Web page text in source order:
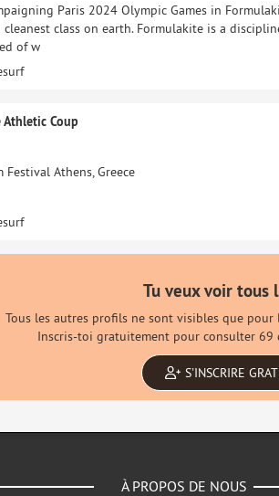
Paris 2024 Olympic Games in
cleanest class on earth. Formulakite is a
of w
Athletic Coup
Festival Athens, Greece
Tu veux voir tous
Tous les autres profils ne sont visibles que
Inscris-toi gratuitement pour consulter 69
S'INSCRIRE
À PROPOS DE NOUS